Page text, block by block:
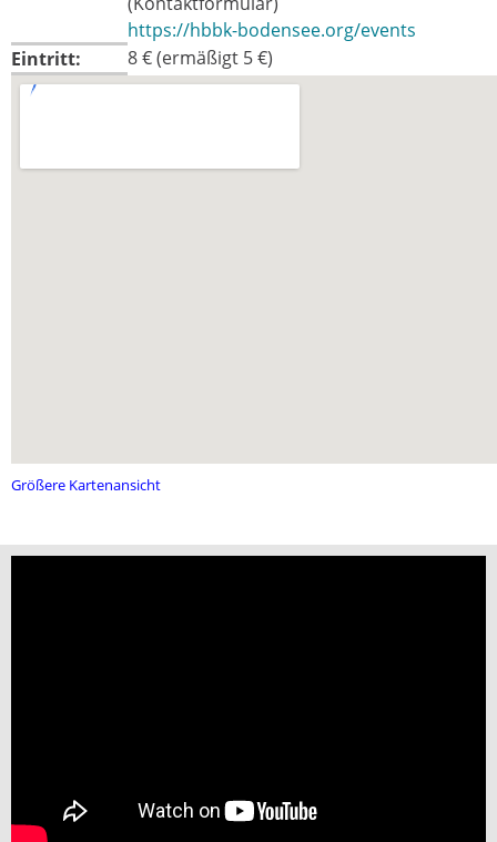
https://hbbk-bodensee.org/events
Eintritt:
8 € (ermäßigt 5 €)
Größere Kartenansicht